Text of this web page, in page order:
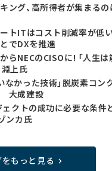
ング、高所得者が集まる
トITはコスト削減率が低い
でDXを推進
らNECのCISOに! 「人生は
上氏
なかった技術」脱炭素コン
大成建設
ェクトの成功に必要な条件
ンカ氏
もっと見る